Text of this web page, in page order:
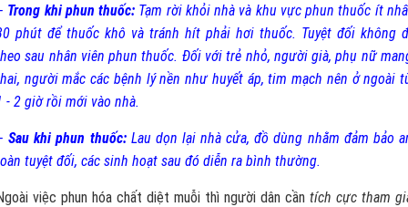
Trong khi phun thuốc: Tạm rời khỏi nhà và khu vực phun thuốc ít
phút để thuốc khô và tránh hít phải hơi thuốc. Tuyệt đối không
sau nhân viên phun thuốc. Đối với trẻ nhỏ, người già, phụ nữ
người mắc các bệnh lý nền như huyết áp, tim mạch nên ở ngoài
- 2 giờ rồi mới vào nhà.
Sau khi phun thuốc:Lau dọn lại nhà cửa, đồ dùng nhằm đảm bảo
tuyệt đối, các sinh hoạt sau đó diễn ra bình thường.
việc phun hóa chất diệt muỗi thì người dân cần tích cực tham